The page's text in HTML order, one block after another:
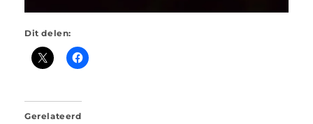
Dit delen:
Gerelateerd